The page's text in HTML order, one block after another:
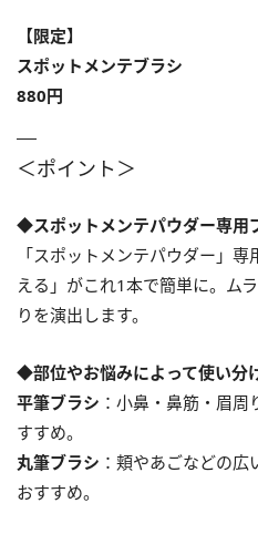
【限定】
スポットメンテブラシ
880円
＜ポイント＞
◆スポットメンテパウダー専用
「スポットメンテパウダー」
える」がこれ1本で簡単に。ム
りを演出します。
◆部位やお悩みによって使い分
平筆ブラシ ：小鼻・鼻筋・眉
すすめ。
丸筆ブラシ ：頬やあごなどの
おすすめ。